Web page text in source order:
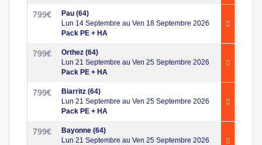
799€
Pau (64)
Lun 14 Septembre au Ven 18 Septembre 2026
Pack PE + HA
799€
Orthez (64)
Lun 21 Septembre au Ven 25 Septembre 2026
Pack PE + HA
799€
Biarritz (64)
Lun 21 Septembre au Ven 25 Septembre 2026
Pack PE + HA
799€
Bayonne (64)
Lun 21 Septembre au Ven 25 Septembre 2026